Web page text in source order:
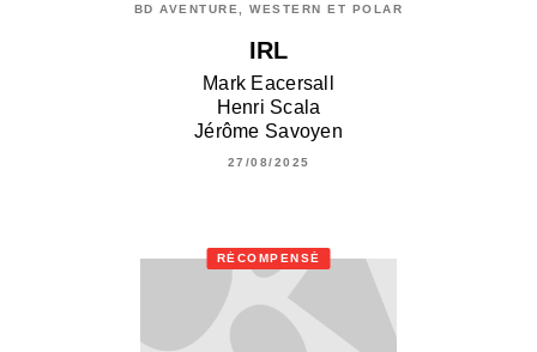
BD AVENTURE, WESTERN ET POLAR
IRL
Mark Eacersall
Henri Scala
Jérôme Savoyen
27/08/2025
RÉCOMPENSÉ